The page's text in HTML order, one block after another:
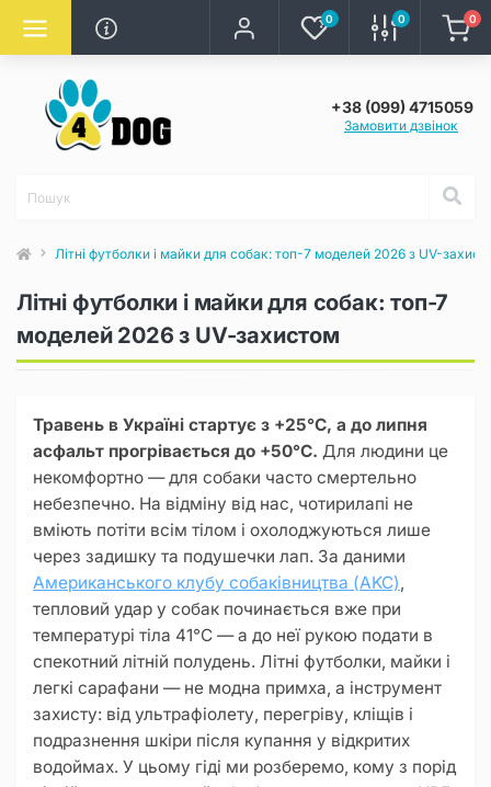
0 0 0
+38 (099) 4715059
Замовити дзвінок
Літні футболки і майки для собак: топ-7 моделей 2026 з UV-
Літні футболки і майки для собак: топ-7
моделей 2026 з UV-захистом
Травень в Україні стартує з +25°C, а до липня
асфальт прогрівається до +50°C. Для людини це
некомфортно — для собаки часто смертельно
небезпечно. На відміну від нас, чотирилапі не
вміють потіти всім тілом і охолоджуються лише
через задишку та подушечки лап. За даними
Американського клубу собаківництва (AKC),
тепловий удар у собак починається вже при
температурі тіла 41°C — а до неї рукою подати в
спекотний літній полудень. Літні футболки, майки і
легкі сарафани — не модна примха, а інструмент
захисту: від ультрафіолету, перегріву, кліщів і
подразнення шкіри після купання у відкритих
водоймах. У цьому гіді ми розберемо, кому з порід